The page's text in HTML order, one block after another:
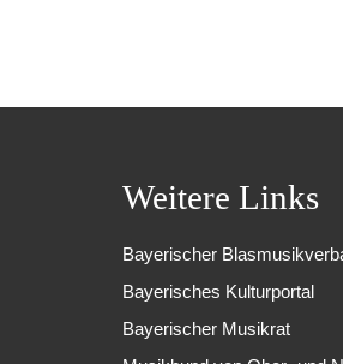
Weitere Links
Bayerischer
Bayerisches Kulturportal
Bayerischer Musikrat